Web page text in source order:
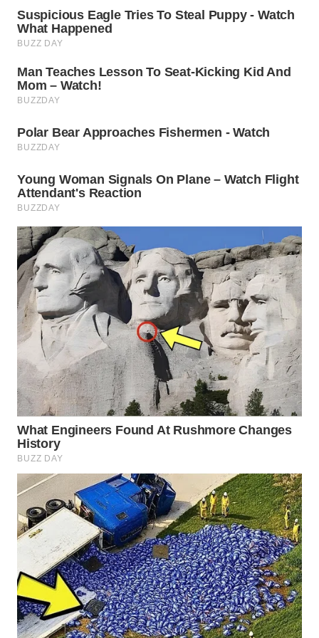
WN
SUBANG
SUKABUMI
PURWAKARTA
PRIANGAN
TIMUR
WN
SEMARANG
WN
SOLO
WN
BOROBUDUR
WN
MADURA
WN
SURABAYA
WN
NATUNA
WN
BINTAN
WN
MANDALIKA